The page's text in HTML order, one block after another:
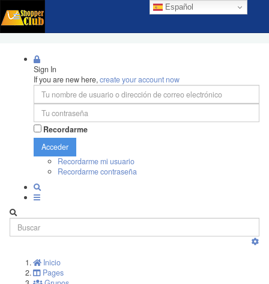
Español
Sign In
If you are new here,create your account now
Recordarme
Acceder
Recordarme mi usuario
Recordarme contraseña
Inicio
Pages